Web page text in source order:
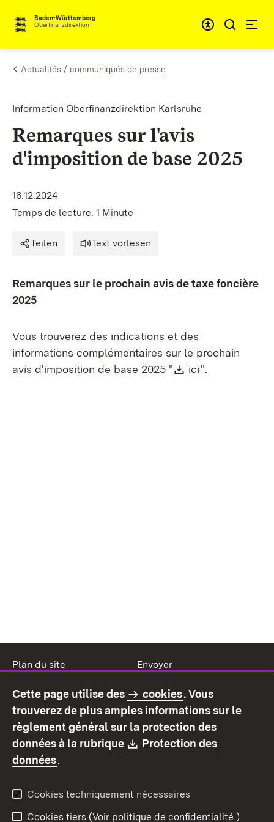
Passer au contenu
Baden-Württemberg
Oberfinanzdirektion
Actualités / communiqués de presse
Information Oberfinanzdirektion Karlsruhe
Remarques sur l'avis
d'imposition de base 2025
16.12.2024
Temps de lecture: 1 Minute
Teilen Text vorlesen
Remarques sur le prochain avis de taxe foncière
2025
Vous trouverez des indications et des
informations complémentaires sur le prochain
avis d'imposition de base 2025 "
Download:
ici(S’ouvre
".
Plan du site
Envoyer
Mode d'emploi
Déclaration sur
l'accessibilité
Contact
Signaler un lien brisé
Cette page utilise des cookies. Vous
trouverez de plus amples informations sur le
règlement général sur la protection des
données à la rubrique
Download:
Protection des
données.
Cookies techniquement nécessaires
Cookies tiers (Voir politique de confidentialité.)